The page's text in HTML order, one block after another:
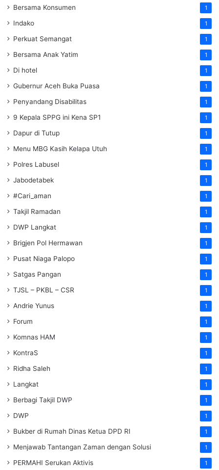
Bersama Konsumen 1
Indako 1
Perkuat Semangat 1
Bersama Anak Yatim 1
Di hotel 1
Gubernur Aceh Buka Puasa 1
Penyandang Disabilitas 1
9 Kepala SPPG ini Kena SP1 1
Dapur di Tutup 1
Menu MBG Kasih Kelapa Utuh 1
Polres Labusel 1
Jabodetabek 1
#Cari_aman 1
Takjil Ramadan 1
DWP Langkat 1
Brigjen Pol Hermawan 1
Pusat Niaga Palopo 1
Satgas Pangan 1
TJSL – PKBL – CSR 1
Andrie Yunus 1
Forum 1
Komnas HAM 1
KontraS 1
Ridha Saleh 1
Langkat 1
Berbagi Takjil DWP 1
DWP 1
Bukber di Rumah Dinas Ketua DPD RI 1
Menjawab Tantangan Zaman dengan Solusi 1
PERMAHI Serukan Aktivis 1